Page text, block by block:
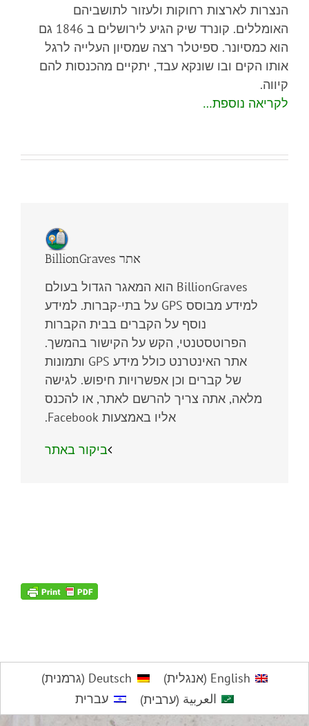
הנצרות לארצות רחוקות ולעזור לתושביהם
האומללים. קונרד שיק הגיע לירושלים ב 1846 גם
הוא כמסיונר. ספיטלר רצה שמסיון העלייה לרגל
אותו הקים ובו שונקא עבד, יתקיים מהכנסות להם
קיווה.
לקריאה נוספת…
BillionGraves אתר
BillionGraves הוא המאגר הגדול בעולם
למידע מבוסס GPS על בתי-קברות. למידע
נוסף על הקברים בבית הקברות
הפרוטסטנטי, הקש על הקישור בהמשך.
אתר האינטרנט כולל מידע GPS ותמונות
של קברים וכן אפשרויות חיפוש. לגישה
מלאה, אתה צריך להרשם לאתר, או להכנס
אליו באמצעות Facebook
.
ביקור באתר
English
(אנגלית)
Deutsch
(גרמנית)
العربية (ערבית) עברית